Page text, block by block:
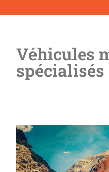
Véhicules
spécialisés